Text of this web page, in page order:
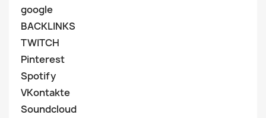
google
BACKLINKS
TWITCH
Pinterest
Spotify
VKontakte
Soundcloud